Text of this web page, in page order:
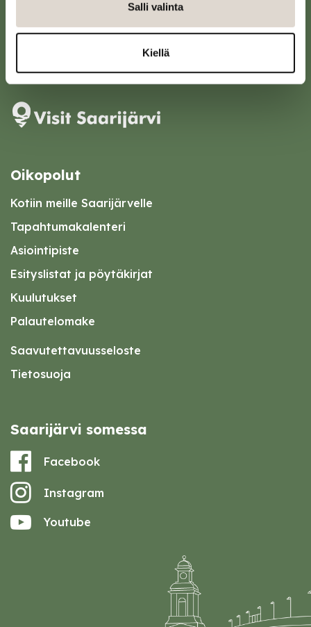
Salli valinta
Kiellä
kirjaamo@saarijarvi.fi
Oikopolut
Kotiin meille Saarijärvelle
Tapahtumakalenteri
Asiointipiste
Esityslistat ja pöytäkirjat
Kuulutukset
Palautelomake
Saavutettavuusseloste
Tietosuoja
Saarijärvi somessa
Facebook
Instagram
Youtube